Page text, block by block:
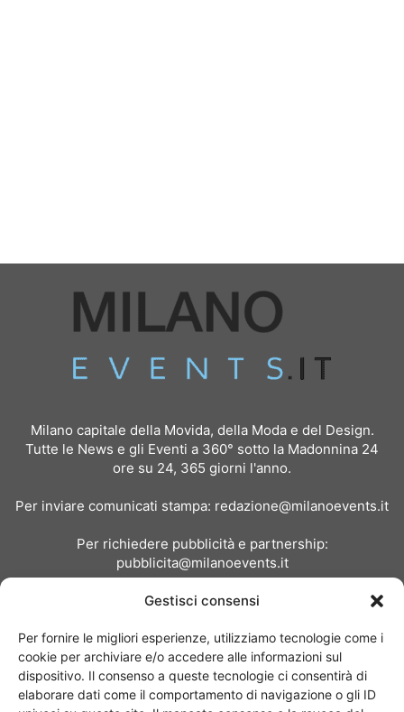
Gestisci consensi
Per fornire le migliori esperienze, utilizziamo tecnologie come i
cookie per archiviare e/o accedere alle informazioni sul
dispositivo. Il consenso a queste tecnologie ci consentirà di
elaborare dati come il comportamento di navigazione o gli ID
Milano capitale della Movida, della Moda e del Design.
Tutte le News e gli Eventi a 360° sotto la Madonnina 24
ore su 24, 365 giorni l'anno.
Per inviare comunicati stampa: redazione@milanoevents.it
Per richiedere pubblicità e partnership:
pubblicita@milanoevents.it